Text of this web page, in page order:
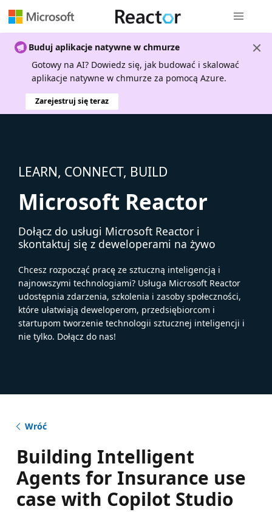
Buduj aplikacje natywne w chmurze
Gotowy na AI? Dowiedz się, jak budować i skalować
aplikacje natywne w chmurze za pomocą Azure.
Zarejestruj się teraz
LEARN, CONNECT, BUILD
Microsoft Reactor
Dołącz do usługi Microsoft Reactor i
skontaktuj się z deweloperami na żywo
Chcesz rozpocząć pracę ze sztuczną inteligencją i
najnowszymi technologiami? Usługa Microsoft Reactor
udostępnia zdarzenia, szkolenia i zasoby społeczności,
które ułatwiają deweloperom, przedsiębiorcom i
startupom tworzenie technologii sztucznej inteligencji i
nie tylko. Dołącz do nas!
Wróć
Building Intelligent
Agents for Insurance use
case with Copilot Studio